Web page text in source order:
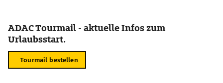
ADAC Tourmail - aktuelle Infos zum
Urlaubsstart.
Tourmail bestellen